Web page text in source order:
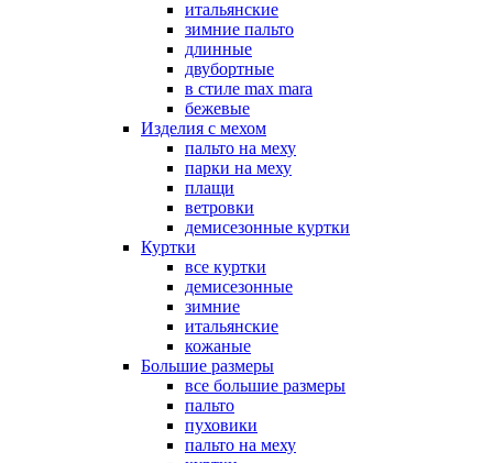
итальянские
зимние пальто
длинные
двубортные
в стиле max mara
бежевые
Изделия с мехом
пальто на меху
парки на меху
плащи
ветровки
демисезонные куртки
Куртки
все куртки
демисезонные
зимние
итальянские
кожаные
Большие размеры
все большие размеры
пальто
пуховики
пальто на меху